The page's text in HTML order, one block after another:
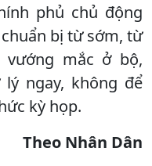
phủ chủ động
bị từ sớm, từ
mắc ở bộ,
ngay, không để
kỳ họp.
Theo Nhân Dân